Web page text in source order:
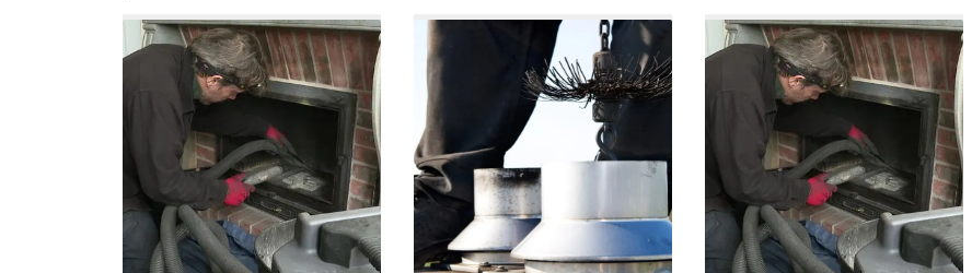
débistrage. On sent tout de
suite la différence au niveau
du tirage. Très satisfait.
de ma cheminée. Le tirage
est nettement meilleur et
plus aucune odeur. Travail
propre et rapide.